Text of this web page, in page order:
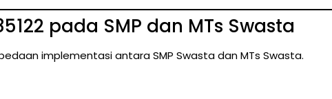
pada SMP dan MTs Swasta
implementasi antara SMP Swasta dan MTs Swasta.